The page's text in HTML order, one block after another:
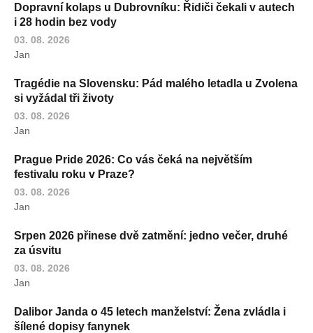
Dopravní kolaps u Dubrovníku: Řidiči čekali v autech
i 28 hodin bez vody
03. 08. 2026
Jan
Tragédie na Slovensku: Pád malého letadla u Zvolena
si vyžádal tři životy
03. 08. 2026
Jan
Prague Pride 2026: Co vás čeká na největším
festivalu roku v Praze?
03. 08. 2026
Jan
Srpen 2026 přinese dvě zatmění: jedno večer, druhé
za úsvitu
03. 08. 2026
Jan
Dalibor Janda o 45 letech manželství: Žena zvládla i
šílené dopisy fanynek